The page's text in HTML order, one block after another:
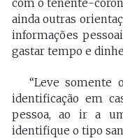
com o tenente-
ainda outras
informações
gastar tempo e
“Leve somente
identificação em
pessoa, ao ir a
identifique o tipo